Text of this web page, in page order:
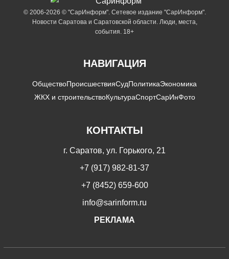
© 2006-2026 © "СарИнформ". Сетевое издание "СарИнформ".
Новости Саратова и Саратовской области. Люди, места,
события. 18+
НАВИГАЦИЯ
ОбществоПроисшествияСудПолитикаЭкономика
ЖКХ и строительствоКультураСпортСарИнФото
КОНТАКТЫ
г. Саратов, ул. Горького, 21
+7 (917) 982-81-37
+7 (8452) 659-600
info@sarinform.ru
РЕКЛАМА